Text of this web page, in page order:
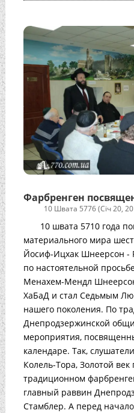
Фарбренген
10 Швата 5776 (Січ 20,
10 швата 5710 года
материального мира
Йосиф-Ицхак Шнеерсон -
по настоятельной
Менахем-Мендл
ХаБаД и стал Седьмым
нашего поколения. По
Днепродзержинской
мероприятия,
календаре. Так,
Колель-Тора, Золотой
традиционном
главный раввин
Стамблер. А перед